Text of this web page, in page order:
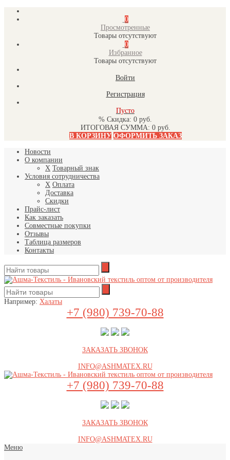
0
Просмотренные
Товары отсутствуют
0
Избранное
Товары отсутствуют
Войти
Регистрация
Пусто
% Скидка: 0 руб.
ИТОГОВАЯ СУММА: 0 руб.
В КОРЗИНУ ОФОРМИТЬ ЗАКАЗ
Новости
О компании
X Товарный знак
Условия сотрудничества
X Оплата
Доставка
Скидки
Прайс-лист
Как заказать
Совместные покупки
Отзывы
Таблица размеров
Контакты
Например: Халаты
+7 (980) 739-70-88
ЗАКАЗАТЬ ЗВОНОК
INFO@ASHMATEX.RU
+7 (980) 739-70-88
ЗАКАЗАТЬ ЗВОНОК
INFO@ASHMATEX.RU
Меню